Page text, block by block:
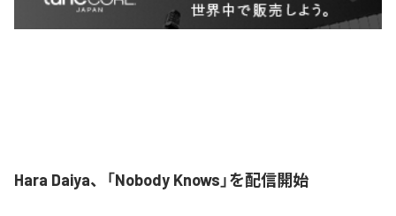
Hara Daiya、「Nobody Knows」を配信開始